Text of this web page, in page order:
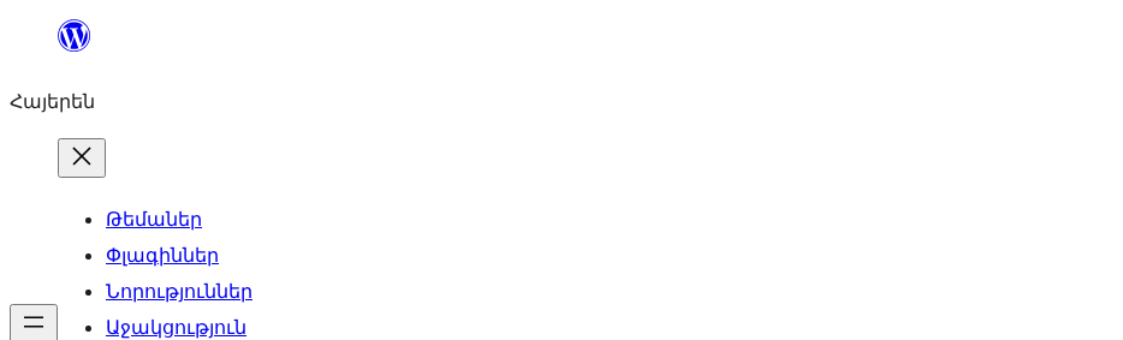
Անցնել
Հայերեն
Թեմաներ
Փլագիններ
Նորություններ
Աջակցություն